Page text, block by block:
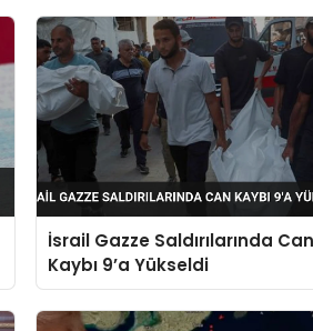
İsrail Gazze Saldırılarında Can
Kaybı 9’a Yükseldi